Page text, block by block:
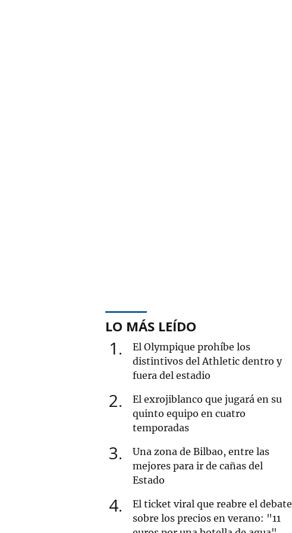
LO MÁS LEÍDO
1
El Olympique prohíbe los
distintivos del Athletic dentro y
fuera del estadio
2
El exrojiblanco que jugará en su
quinto equipo en cuatro
temporadas
3
Una zona de Bilbao, entre las
mejores para ir de cañas del
Estado
4
El ticket viral que reabre el debate
sobre los precios en verano: "11